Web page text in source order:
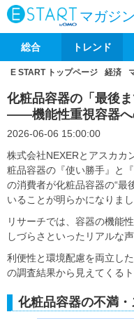
マガジン
総合 トレンド
E START トップページ 経済
化粧品容器の「最後
――機能性重視容器へ
2026-06-06 15:00:00
株式会社NEXERとアスカカ
粧品容器の『使い勝手』と
の消費者が化粧品容器の“最
いることが明らかになりまし
リサーチでは、容器の機能
しづらさといったリアルな
利便性と環境配慮を両立し
の調査結果から見えてくる
化粧品容器の不満